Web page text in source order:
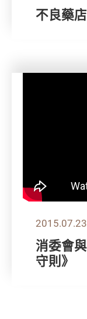
不良藥
2015.07.23
消委會
守則》